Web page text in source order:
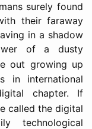
surely found
their faraway
in a shadow
of a dusty
out growing up
in international
chapter. If
called the digital
technological